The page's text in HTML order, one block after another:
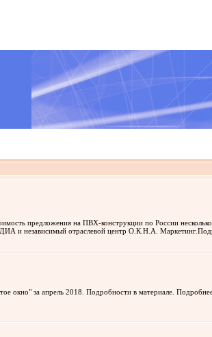
предложения на ПВХ-конструкции по России
и независимый отраслевой центр О.К.Н.А. Маркетинг.
окно" за апрель 2018. Подробности в материале.